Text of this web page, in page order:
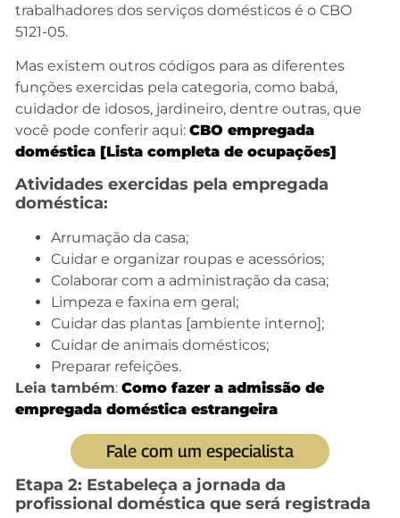
trabalhadores dos serviços domésticos é o CBO
5121-05.
Mas existem outros códigos para as diferentes
funções exercidas pela categoria, como babá,
cuidador de idosos, jardineiro, dentre outras, que
você pode conferir aqui: CBO empregada
doméstica [Lista completa de ocupações]
Atividades exercidas pela empregada
doméstica:
Arrumação da casa;
Cuidar e organizar roupas e acessórios;
Colaborar com a administração da casa;
Limpeza e faxina em geral;
Cuidar das plantas [ambiente interno];
Cuidar de animais domésticos;
Preparar refeições.
Leia também: Como fazer a admissão de
empregada doméstica estrangeira
Fale com um especialista
Etapa 2: Estabeleça a jornada da
profissional doméstica que será registrada